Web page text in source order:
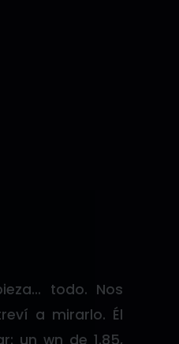
todo. Nos
a mirarlo. Él
un wn de 1.85,